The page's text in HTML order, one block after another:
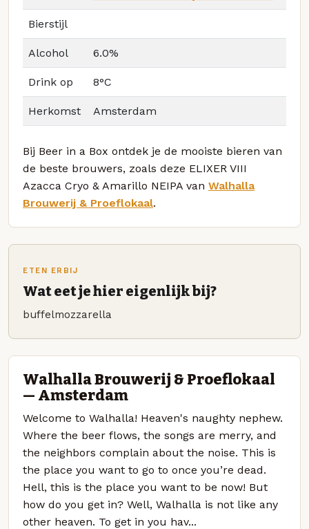
Bierstijl
Alcohol 6.0%
Drink op 8°C
Herkomst Amsterdam
Bij Beer in a Box ontdek je de mooiste bieren van
de beste brouwers, zoals deze ELIXER VIII
Azacca Cryo & Amarillo NEIPA van Walhalla
Brouwerij & Proeflokaal.
ETEN ERBIJ
Wat eet je hier eigenlijk bij?
buffelmozzarella
Walhalla Brouwerij & Proeflokaal
— Amsterdam
Welcome to Walhalla! Heaven's naughty nephew.
Where the beer flows, the songs are merry, and
the neighbors complain about the noise. This is
the place you want to go to once you’re dead.
Hell, this is the place you want to be now! But
how do you get in? Well, Walhalla is not like any
other heaven. To get in you hav...